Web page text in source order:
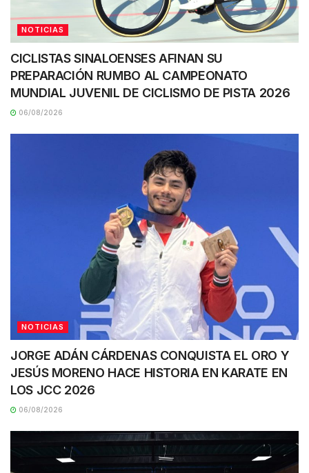
NOTICIAS
CICLISTAS SINALOENSES AFINAN SU
PREPARACIÓN RUMBO AL CAMPEONATO
MUNDIAL JUVENIL DE CICLISMO DE PISTA 2026
06/08/2026
NOTICIAS
JORGE ADÁN CÁRDENAS CONQUISTA EL ORO Y
JESÚS MORENO HACE HISTORIA EN KARATE EN
LOS JCC 2026
06/08/2026